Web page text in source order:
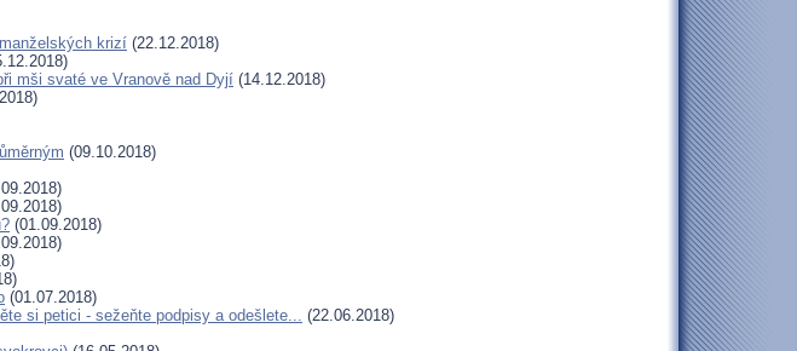
krizí (22.12.2018)
mši svaté ve Vranově nad Dyjí (14.12.2018)
(09.10.2018)
(01.09.2018)
(01.07.2018)
si petici - sežeňte podpisy a odešlete... (22.06.2018)